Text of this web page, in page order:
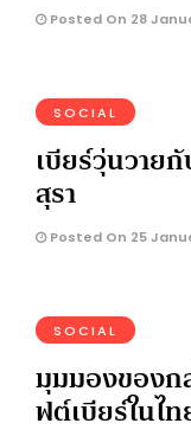
Posted On 28
SOCIAL
เบียร์วุ่นวาย
สุรา
Posted On 25
SOCIAL
มุมมองของก
ฟต์เบียร์ในไ